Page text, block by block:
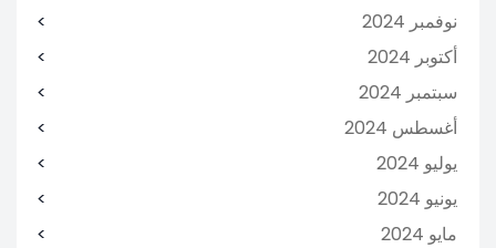
نوفمبر 2024
أكتوبر 2024
سبتمبر 2024
أغسطس 2024
يوليو 2024
يونيو 2024
مايو 2024